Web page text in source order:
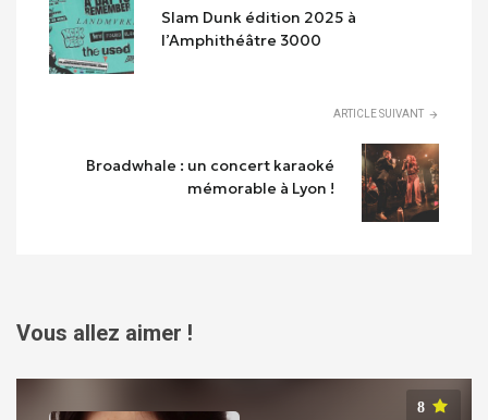
Slam Dunk édition 2025 à
l’Amphithéâtre 3000
ARTICLE SUIVANT
Broadwhale : un concert karaoké
mémorable à Lyon !
Vous allez aimer !
8